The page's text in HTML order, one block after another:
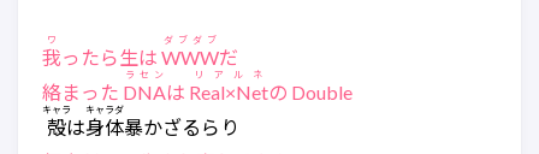
我
ワ
ったら生は WWW
ダブダブ
だ
絡まった DNA
ラセン
は Real×Net
リアルネ
の Double
殻
キャラ
は身体
キャラダ
暴かざるらり